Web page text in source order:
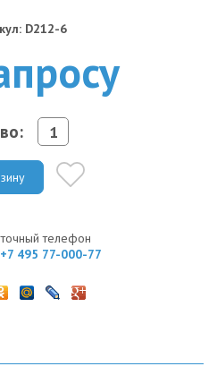
D212-6
телефон
+7 495 77-000-77